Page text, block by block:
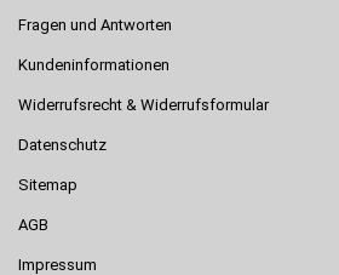
Fragen und Antworten
Kundeninformationen
Widerrufsrecht & Widerrufsformular
Datenschutz
Sitemap
AGB
Impressum